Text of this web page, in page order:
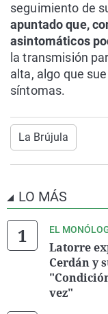
seguimiento de
apuntado que,
asintomáticos
la transmisión
alta, algo que
síntomas.
La Brújula
LO MÁS
EL
Latorre
Cerdán y
vez"